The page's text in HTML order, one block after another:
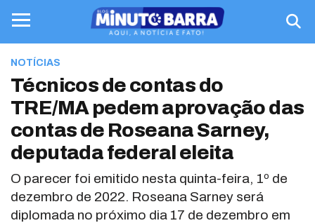
NOTÍCIAS
Técnicos de contas do
TRE/MA pedem aprovação das
contas de Roseana Sarney,
deputada federal eleita
O parecer foi emitido nesta quinta-feira, 1º de
dezembro de 2022. Roseana Sarney será
diplomada no próximo dia 17 de dezembro em